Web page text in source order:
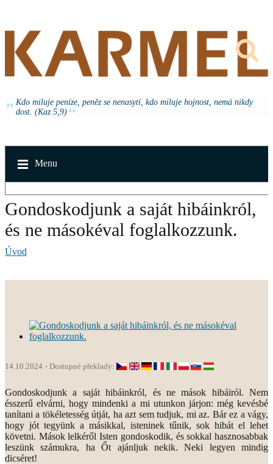
Kdo miluje peníze, peněz se nenasytí, kdo miluje hojnost, nemá nikdy
dost. (Kaz 5,9)
Menu
Gondoskodjunk a saját hibáinkról,
és ne másokéval foglalkozzunk.
Úvod
14.10.2024 Dostupné překlady:
Gondoskodjunk a saját hibáinkról, és ne mások hibáiról. Nem
ésszerű elvárni, hogy mindenki a mi utunkon járjon: még kevésbé
tanítani a tökéletesség útját, ha azt sem tudjuk, mi az. Bár ez a vágy,
hogy jót tegyünk a másikkal, isteninek tűnik, sok hibát el lehet
követni. Mások lelkéről Isten gondoskodik, és sokkal hasznosabbak
leszünk számukra, ha Őt ajánljuk nekik. Neki legyen mindig
dicséret!